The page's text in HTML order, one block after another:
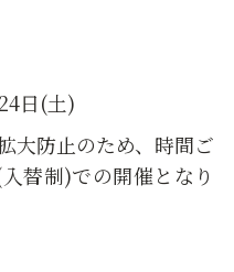
日(土)
大防止のため、時間ご
替制)での開催となり